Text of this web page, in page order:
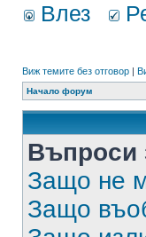
Влез
Виж темите без отговор |
Начало форум
Въпроси
Защо не
Защо